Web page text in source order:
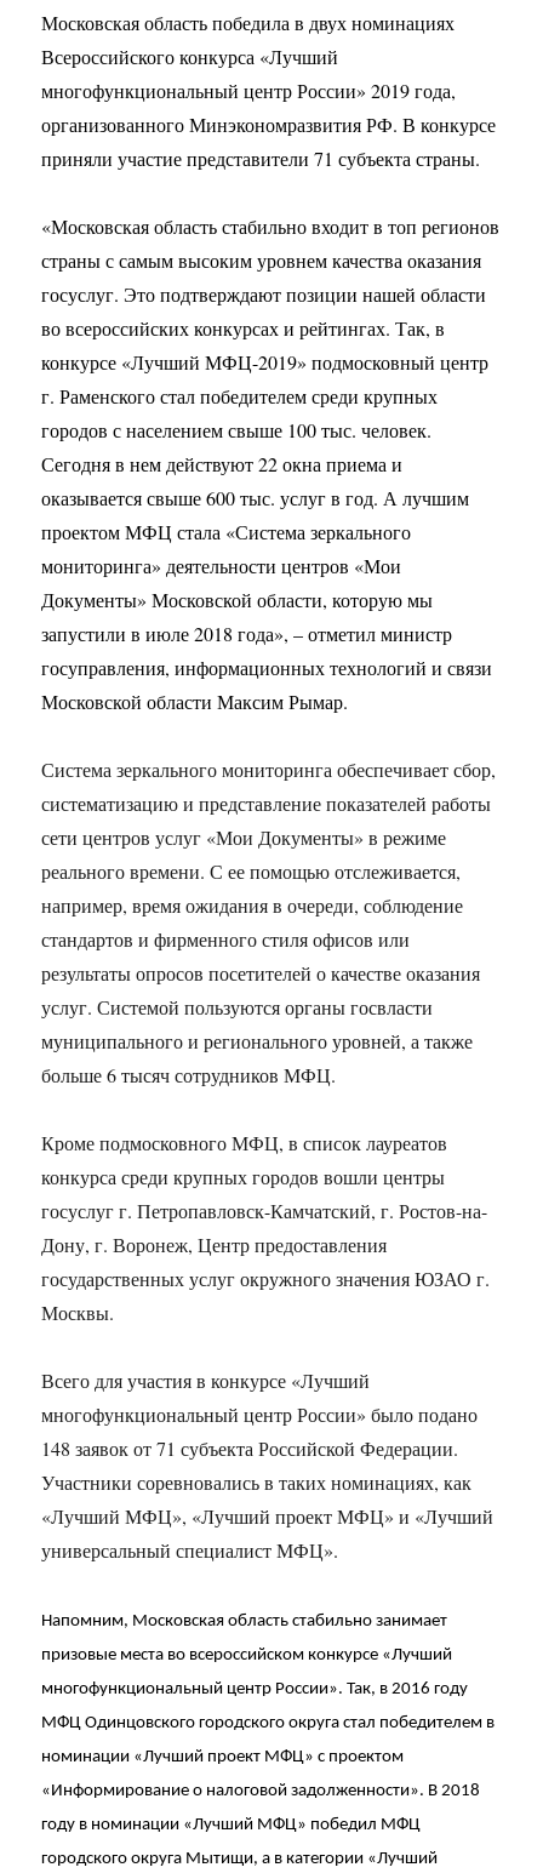
Московская область победила в двух номинациях
Всероссийского конкурса «Лучший
многофункциональный центр России» 2019 года,
организованного Минэкономразвития РФ. В конкурсе
приняли участие представители 71 субъекта страны.
«Московская область стабильно входит в топ регионов
страны с самым высоким уровнем качества оказания
госуслуг. Это подтверждают позиции нашей области
во всероссийских конкурсах и рейтингах. Так, в
конкурсе «Лучший МФЦ-2019» подмосковный центр
г. Раменского стал победителем среди крупных
городов с населением свыше 100 тыс. человек.
Сегодня в нем действуют 22 окна приема и
оказывается свыше 600 тыс. услуг в год. А лучшим
проектом МФЦ стала «Система зеркального
мониторинга» деятельности центров «Мои
Документы» Московской области, которую мы
запустили в июле 2018 года», – отметил министр
госуправления, информационных технологий и связи
Московской области Максим Рымар.
Система зеркального мониторинга обеспечивает сбор,
систематизацию и представление показателей работы
сети центров услуг «Мои Документы» в режиме
реального времени. С ее помощью отслеживается,
например, время ожидания в очереди, соблюдение
стандартов и фирменного стиля офисов или
результаты опросов посетителей о качестве оказания
услуг. Системой пользуются органы госвласти
муниципального и регионального уровней, а также
больше 6 тысяч сотрудников МФЦ.
Кроме подмосковного МФЦ, в список лауреатов
конкурса среди крупных городов вошли центры
госуслуг г. Петропавловск-Камчатский, г. Ростов-на-
Дону, г. Воронеж, Центр предоставления
государственных услуг окружного значения ЮЗАО г.
Москвы.
Всего для участия в конкурсе «Лучший
многофункциональный центр России» было подано
148 заявок от 71 субъекта Российской Федерации.
Участники соревновались в таких номинациях, как
«Лучший МФЦ», «Лучший проект МФЦ» и «Лучший
универсальный специалист МФЦ».
Напомним, Московская область стабильно занимает
призовые места во всероссийском конкурсе «Лучший
многофункциональный центр России». Так, в 2016 году
МФЦ Одинцовского городского округа стал победителем в
номинации «Лучший проект МФЦ» с проектом
«Информирование о налоговой задолженности». В 2018
году в номинации «Лучший МФЦ» победил МФЦ
городского округа Мытищи, а в категории «Лучший